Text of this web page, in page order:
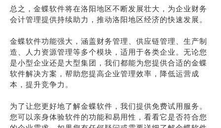
总之，金蝶软件将在洛阳地区不断发展壮大，为企业财务
会计管理提供持续助力，推动洛阳地区经济的快速发展。
金蝶软件功能强大，涵盖财务管理、供应链管理、生产制
造、人力资源管理等多个模块，适用于各类企业。无论您
是小型企业还是大型集团，我们都能为您提供合适的金蝶
软件解决方案，帮助您提高企业管理效率，降低运营成
本，提升竞争力。
为了让您更好地了解金蝶软件，我们提供免费试用服务。
您可以亲身体验软件的功能和易用性，看看它是否符合您